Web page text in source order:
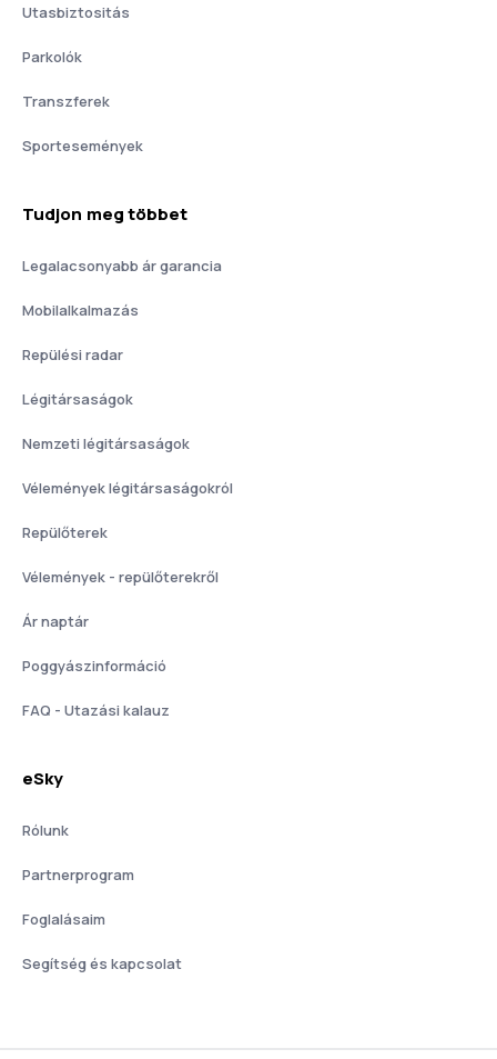
Utasbiztositás
Parkolók
Transzferek
Sportesemények
Tudjon meg többet
Legalacsonyabb ár garancia
Mobilalkalmazás
Repülési radar
Légitársaságok
Nemzeti légitársaságok
Vélemények légitársaságokról
Repülőterek
Vélemények - repülőterekről
Ár naptár
Poggyászinformáció
FAQ - Utazási kalauz
eSky
Rólunk
Partnerprogram
Foglalásaim
Segítség és kapcsolat